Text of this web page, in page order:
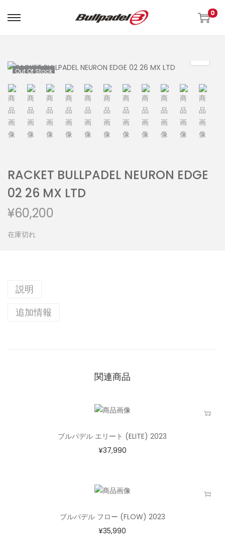
0
Out Of Stock
RACKET BULLPADEL NEURON EDGE
02 26 MX LTD
¥60,200
在庫切れ
説明
追加情報
関連商品
ブルパデル エリート (ELITE) 2023
¥37,990
ブルパデル フロー (FLOW) 2023
¥35,990